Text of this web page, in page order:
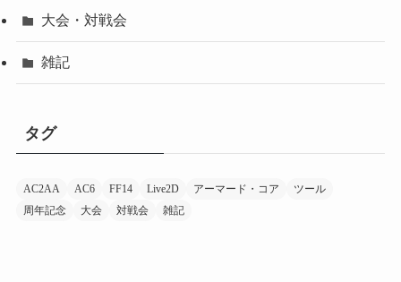
大会・対戦会
雑記
タグ
AC2AA AC6 FF14 Live2D アーマード・コア
ツール
周年記念
大会 対戦会 雑記